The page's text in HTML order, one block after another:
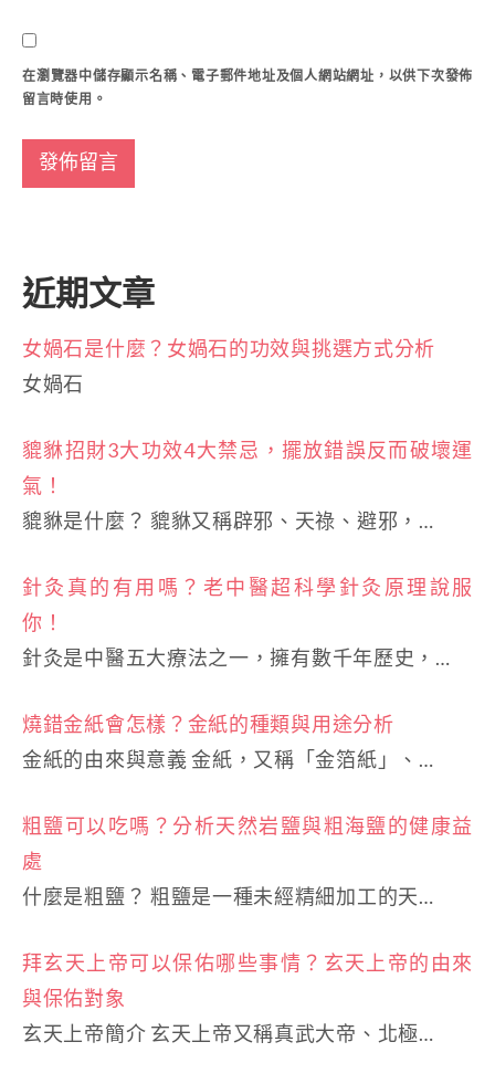
在瀏覽器中儲存顯示名稱、電子郵件地址及個人網站網址，以供下次發佈
留言時使用。
近期文章
女媧石是什麼？女媧石的功效與挑選方式分析
女媧石
貔貅招財3大功效4大禁忌，擺放錯誤反而破壞運
氣！
貔貅是什麼？ 貔貅又稱辟邪、天祿、避邪，…
針灸真的有用嗎？老中醫超科學針灸原理說服
你！
針灸是中醫五大療法之一，擁有數千年歷史，…
燒錯金紙會怎樣？金紙的種類與用途分析
金紙的由來與意義 金紙，又稱「金箔紙」、…
粗鹽可以吃嗎？分析天然岩鹽與粗海鹽的健康益
處
什麼是粗鹽？ 粗鹽是一種未經精細加工的天…
拜玄天上帝可以保佑哪些事情？玄天上帝的由來
與保佑對象
玄天上帝簡介 玄天上帝又稱真武大帝、北極…